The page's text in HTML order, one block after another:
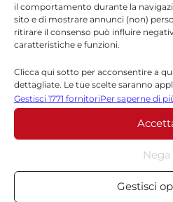
il comportamento durante la
sito e di mostrare annunci (non)
ritirare il consenso può influire
caratteristiche e funzioni.
Clicca qui sotto per acconsentire a
dettagliate. Le tue scelte saranno
sito. È possibile modificare le
compreso il ritiro del consenso,
Policy o cliccando sul pulsante di
inferiore dello schermo.
Statistiche
Archiviare informazioni su
Gestisci 1771 fornitoriPer saperne di
Nega
Gestisci
Lascia un
Il tuo indirizzo email non sarà
obbligatori sono contrassegnati
Commento*